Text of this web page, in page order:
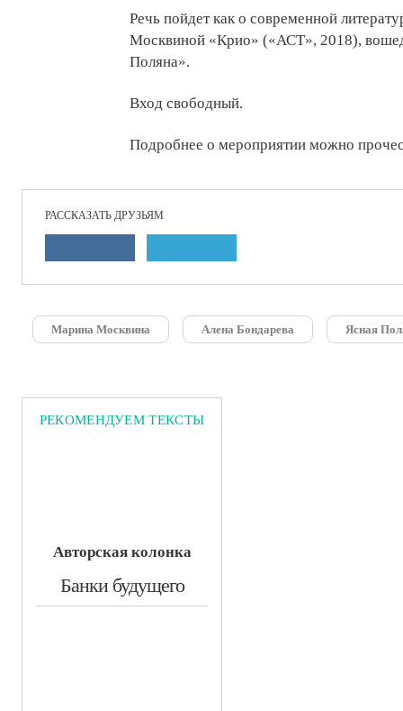
Речь пойдет как о современной
Москвиной «Крио» («АСТ», 2018),
Поляна».
Вход свободный.
Подробнее о мероприятии можно
РАССКАЗАТЬ ДРУЗЬЯМ
Марина Москвина Алена Бондарева Ясная
РЕКОМЕНДУЕМ ТЕКСТЫ
Авторская колонка
​Банки будущего